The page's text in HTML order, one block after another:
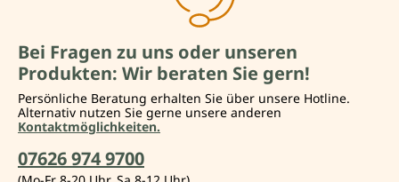
Bei Fragen zu uns oder unseren
Produkten: Wir beraten Sie gern!
Persönliche Beratung erhalten Sie über unsere Hotline.
Alternativ nutzen Sie gerne unsere anderen
Kontaktmöglichkeiten.
07626 974 9700